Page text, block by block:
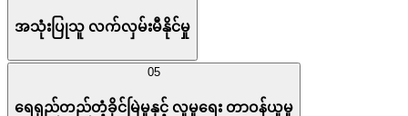
အသုံးပြုသူ လက်လှမ်းမီနိုင်မှု
05
ရေရှည်တည်တံ့ခိုင်မြဲမှုနှင့် လူမှုရေး တာဝန်ယူမှု